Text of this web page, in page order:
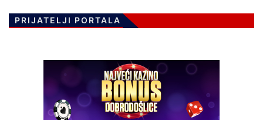
PRIJATELJI PORTALA